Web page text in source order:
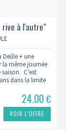
à l'autre"
Deûle + une
la même journée
C’est
dans la limite
24.00€
VOIR L’OFFRE